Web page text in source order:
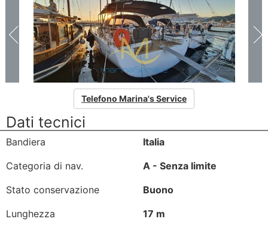
Telefono Marina's Service
Dati tecnici
Bandiera
Italia
Categoria di nav.
A - Senza limite
Stato conservazione
Buono
Lunghezza
17 m